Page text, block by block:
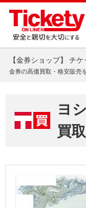
【金券ショップ】 チ
金券の高価買取・格安販売
ヨ
買取